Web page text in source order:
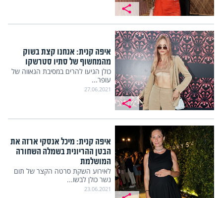
איפה קנית: אנחנו קצת בשוק
מהמחשוף של סתיו סטרשקו
כולן הגיעו להרים במסיבת הגאווה של
עופר...
27.06.2021
איפה קנית: מיכל אנסקי ארזה את
הבטן ההריונית בשמלה השחורה
המושלמת
לאירוע השקת סרטה הקצר של תום
נשר כולן לבשו...
23.06.2021